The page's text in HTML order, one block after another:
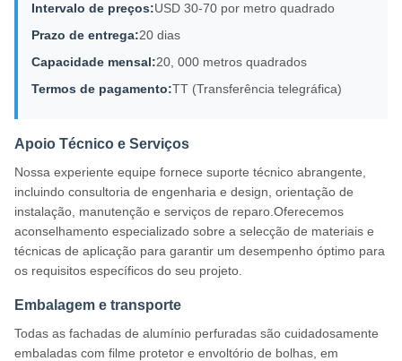
Intervalo de preços:USD 30-70 por metro quadrado
Prazo de entrega:20 dias
Capacidade mensal:20, 000 metros quadrados
Termos de pagamento:TT (Transferência telegráfica)
Apoio Técnico e Serviços
Nossa experiente equipe fornece suporte técnico abrangente,
incluindo consultoria de engenharia e design, orientação de
instalação, manutenção e serviços de reparo.Oferecemos
aconselhamento especializado sobre a selecção de materiais e
técnicas de aplicação para garantir um desempenho óptimo para
os requisitos específicos do seu projeto.
Embalagem e transporte
Todas as fachadas de alumínio perfuradas são cuidadosamente
embaladas com filme protetor e envoltório de bolhas, em